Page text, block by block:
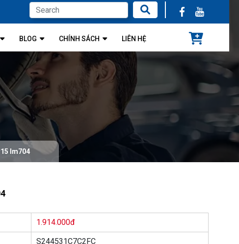
BLOG CHÍNH SÁCH LIÊN HỆ
lm704
1.914.000đ
S244531C7C2FC